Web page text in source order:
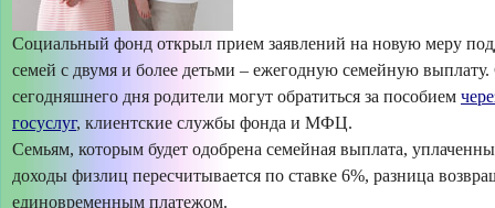
Социальный фонд открыл прием заявлений на новую меру
семей с двумя и более детьми – ежегодную семейную
сегодняшнего дня родители могут обратиться за пособием
госуслуг, клиентские службы фонда и МФЦ.
Семьям, которым будет одобрена семейная выплата,
доходы физлиц пересчитывается по ставке 6%, разница
единовременным платежом.